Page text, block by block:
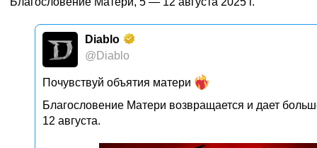
Diablo
@Diablo
Почувствуй объятия матери
Благословение Матери возвращается и дает
12 августа.